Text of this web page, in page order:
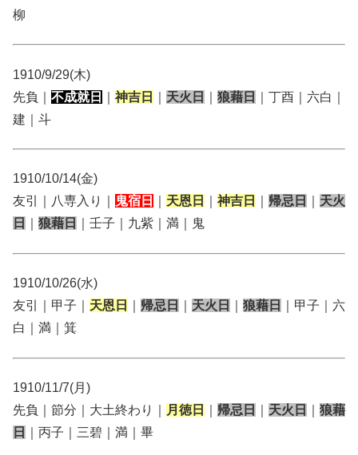
柳
1910/9/29(木)
先負｜ 不成就日 神吉日 天火日 狼藉日
｜丁酉｜六白｜
建｜斗
1910/10/14(金)
友引｜八専入り｜
鬼宿日 天恩日 神吉日 帰忌日
天火
日
狼藉日 ｜壬子｜九紫｜満｜鬼
1910/10/26(水)
友引｜甲子｜ 天恩日 帰忌日 天火日 狼藉日
｜甲子｜六
白｜満｜箕
1910/11/7(月)
先負｜節分｜大土終わり｜
月徳日 帰忌日 天火日
狼藉
日
｜丙子｜三碧｜満｜畢